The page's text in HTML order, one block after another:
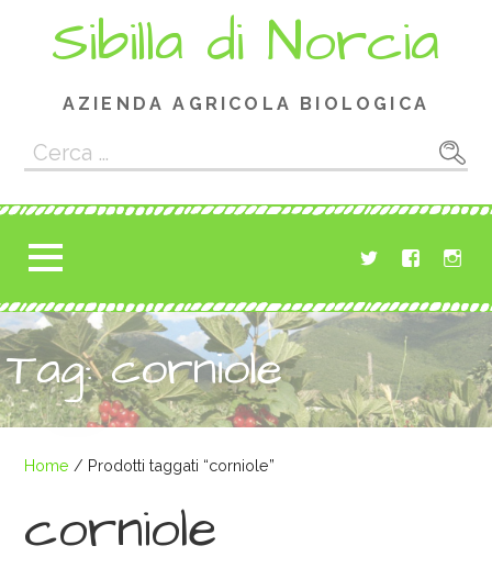
Sibilla di Norcia
AZIENDA AGRICOLA BIOLOGICA
Ricerca
per:
Tag: corniole
Home / Prodotti taggati “corniole”
corniole